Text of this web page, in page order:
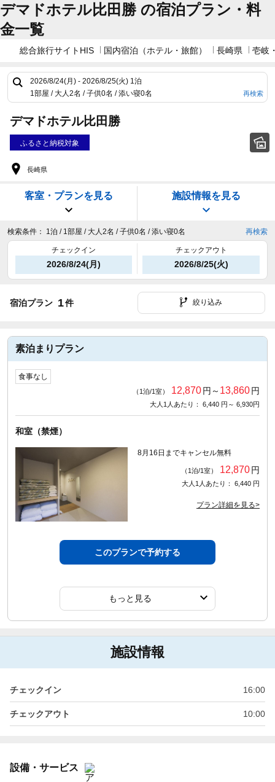
デマドホテル比田勝 の宿泊プラン・料
金一覧
総合旅行サイトHIS 国内宿泊（ホテル・旅館） 長崎県 壱岐
2026/8/24(月) - 2026/8/25(火) 1泊
1部屋 / 大人2名 / 子供0名 / 添い寝0名
再検索
デマドホテル比田勝
ふるさと納税対象
長崎県
客室・プランを見る 施設情報を見る
検索条件： 1泊 / 1部屋 / 大人2名 / 子供0名 / 添い寝0名 再検索
チェックイン
2026/8/24(月)
チェックアウト
2026/8/25(火)
宿泊プラン 1件 絞り込み
素泊まりプラン
食事なし
（1泊/1室） 12,870円～ 13,860円
大人1人あたり： 6,440 円～ 6,930円
和室（禁煙）
8月16日までキャンセル無料
（1泊/1室） 12,870円
大人1人あたり： 6,440 円
プラン詳細を見る>
このプランで予約する
もっと見る
施設情報
チェックイン 16:00
チェックアウト 10:00
設備・サービス